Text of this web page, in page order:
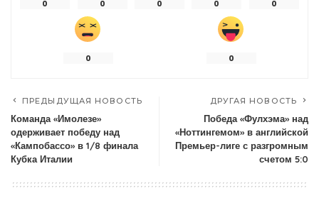
0 0 0 0 0
0 0
ПРЕДЫДУЩАЯ НОВОСТЬ
Команда «Имолезе»
одерживает победу над
«Кампобассо» в 1/8 финала
Кубка Италии
ДРУГАЯ НОВОСТЬ
Победа «Фулхэма» над
«Ноттингемом» в английской
Премьер-лиге с разгромным
счетом 5:0